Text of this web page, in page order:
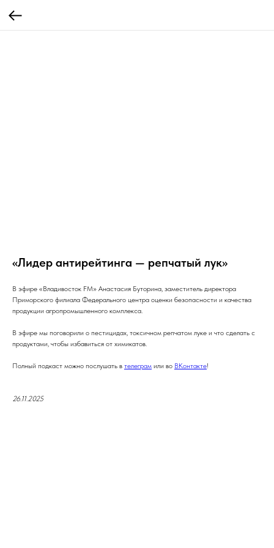
«Лидер антирейтинга — репчатый лук»
В эфире «Владивосток FM» Анастасия Буторина, заместитель директора
Приморского филиала Федерального центра оценки безопасности и качества
продукции агропромышленного комплекса.
В эфире мы поговорили о пестицидах, токсичном репчатом луке и что сделать с
продуктами, чтобы избавиться от химикатов.
Полный подкаст можно послушать в телеграм или во ВКонтакте!
26.11.2025